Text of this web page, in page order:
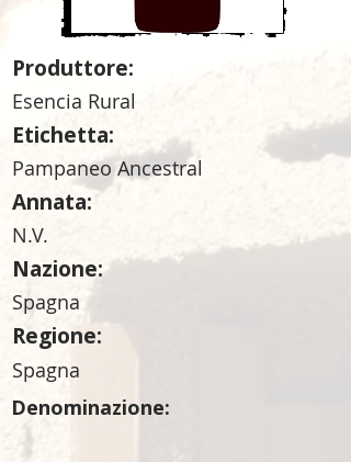
Produttore:
Esencia Rural
Etichetta:
Pampaneo Ancestral
Annata:
N.V.
Nazione:
Spagna
Regione:
Spagna
Denominazione: